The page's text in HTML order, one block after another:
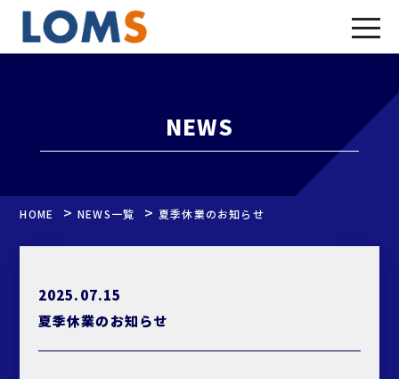
NEWS
HOME >NEWS一覧 >夏季休業のお知らせ
2025.07.15
夏季休業のお知らせ